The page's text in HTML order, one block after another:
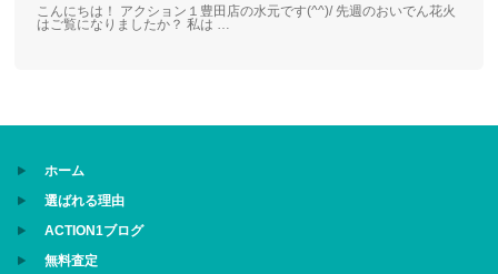
こんにちは！ アクション１豊田店の水元です(^^)/ 先週のおいでん花火
はご覧になりましたか？ 私は …
ホーム
選ばれる理由
ACTION1ブログ
無料査定